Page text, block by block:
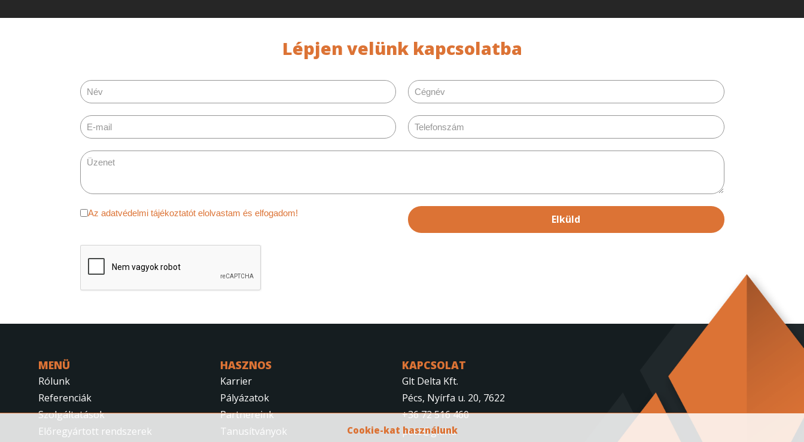
Lépjen velünk kapcsolatba
Adatvédelem* Az adatvédelmi tájékoztatót elolvastam és elfogadom!
Elküld
MENÜ
Rólunk
Referenciák
Szolgáltatások
Előregyártott rendszerek
HASZNOS
Karrier
Pályázatok
Partnereink
Tanusítványok
KAPCSOLAT
Glt Delta Kft.
Pécs, Nyírfa u. 20, 7622
+36 72 516 460
pecs@glt.hu
Cookie-kat használunk